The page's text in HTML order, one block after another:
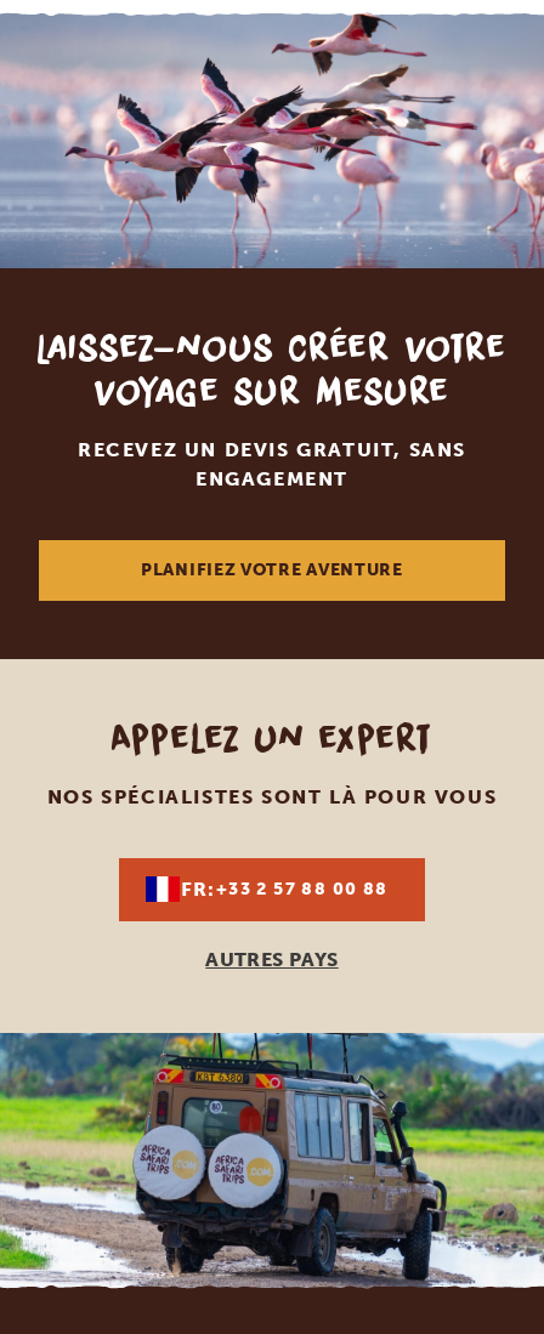
Laissez-nous créer votre
voyage sur mesure
RECEVEZ UN DEVIS GRATUIT, SANS
ENGAGEMENT
PLANIFIEZ VOTRE AVENTURE
Appelez un expert
NOS SPÉCIALISTES SONT LÀ POUR VOUS
FR:+33 2 57 88 00 88
AUTRES PAYS
Footer